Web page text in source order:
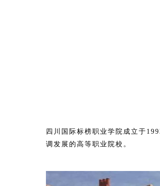
四川国际标榜职业学院成立于
调发展的高等职业院校。